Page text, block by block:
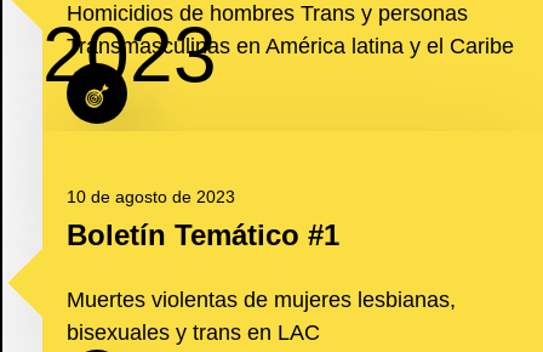
Homicidios de hombres Trans y personas
Transmasculinas en América latina y el Caribe
10 de agosto de 2023
Boletín Temático #1
Muertes violentas de mujeres lesbianas,
bisexuales y trans en LAC
2023